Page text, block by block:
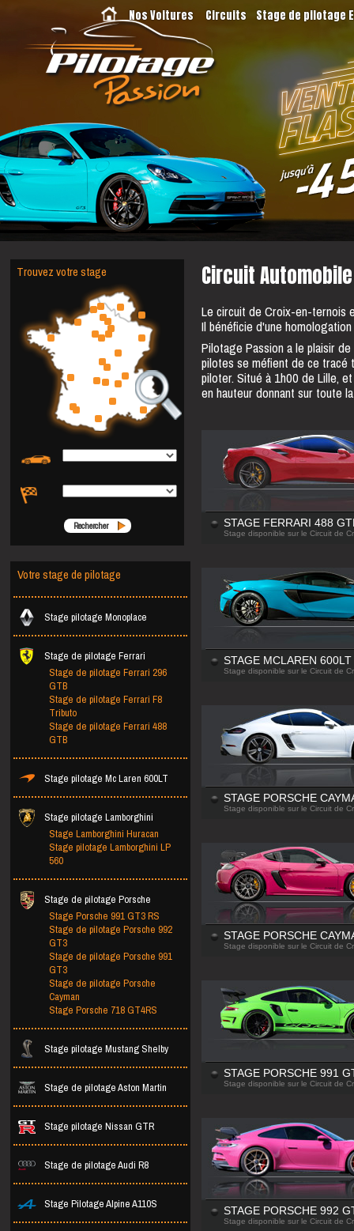
Nos Voitures Circuits Stage de pilotage
Trouvez votre stage
Rechercher
Votre stage de pilotage
Stage pilotage Monoplace
Stage de pilotage Ferrari
Stage de pilotage Ferrari 296
GTB
Stage de pilotage Ferrari F8
Tributo
Stage de pilotage Ferrari 488
GTB
Stage pilotage Mc Laren 600LT
Stage pilotage Lamborghini
Stage Lamborghini Huracan
Stage pilotage Lamborghini LP
560
Stage de pilotage Porsche
Stage Porsche 991 GT3 RS
Stage de pilotage Porsche 992
GT3
Stage de pilotage Porsche 991
GT3
Stage de pilotage Porsche
Cayman
Stage Porsche 718 GT4RS
Stage pilotage Mustang Shelby
Stage de pilotage Aston Martin
Stage pilotage Nissan GTR
Stage de pilotage Audi R8
Stage Pilotage Alpine A110S
Circuit
Le circuit de Croix-en-ternois
Il bénéficie d'une
Pilotage Passion a le plaisir
pilotes se méfient de ce tracé
piloter. Situé à 1h00 de Lille,
en hauteur donnant sur toute
STAGE FERRARI 488
Stage disponible sur le Circuit de
STAGE MCLAREN 600LT
Stage disponible sur le Circuit de
STAGE PORSCHE
Stage disponible sur le Circuit de
STAGE PORSCHE
Stage disponible sur le Circuit de
STAGE PORSCHE 991
Stage disponible sur le Circuit de
STAGE PORSCHE 992
Stage disponible sur le Circuit de